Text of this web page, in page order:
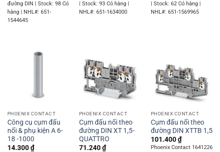
đường DIN | Stock: 98 Có
hàng | NHL#: 651-
1544645
| Stock: 93 Có hàng |
NHL#: 651-1634000
| Stock: 62 Có hàng |
NHL#: 651-1569965
PHOENIX CONTACT
Công cụ cụm đấu
nối & phụ kiện A 6-
18 -1000
14.300₫
PHOENIX CONTACT
Cụm đấu nối theo
đường DIN XT 1,5-
QUATTRO
71.240₫
PHOENIX CONTACT
Cụm đấu nối theo
đường DIN XTTB 1,5
101.400₫
Phoenix Contact 1641226